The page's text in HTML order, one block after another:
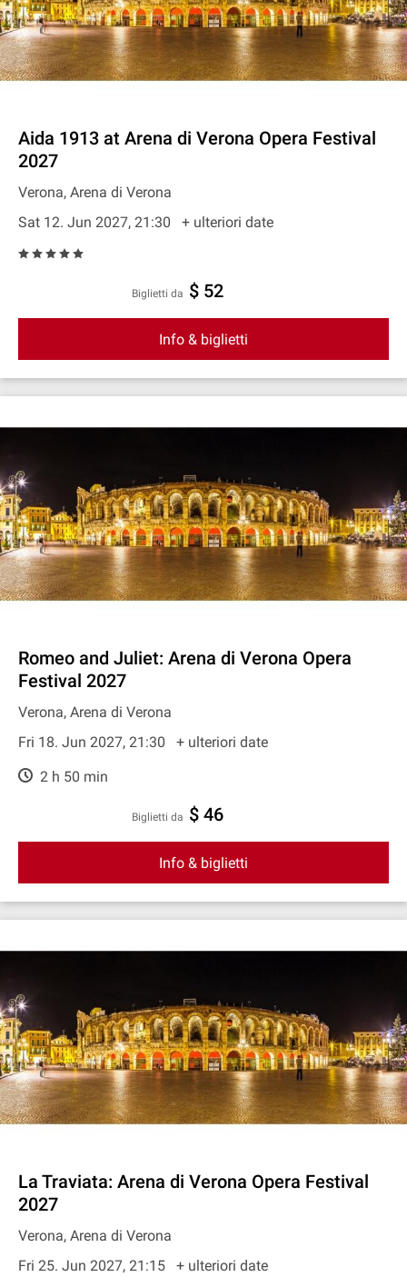
Aida 1913 at Arena di Verona Opera Festival
2027
Verona, Arena di Verona
Sat 12. Jun 2027, 21:30
+ ulteriori date
Biglietti da $ 52
Info & biglietti
Romeo and Juliet: Arena di Verona Opera
Festival 2027
Verona, Arena di Verona
Fri 18. Jun 2027, 21:30
+ ulteriori date
2 h 50 min
Biglietti da $ 46
Info & biglietti
La Traviata: Arena di Verona Opera Festival
2027
Verona, Arena di Verona
Fri 25. Jun 2027, 21:15
+ ulteriori date